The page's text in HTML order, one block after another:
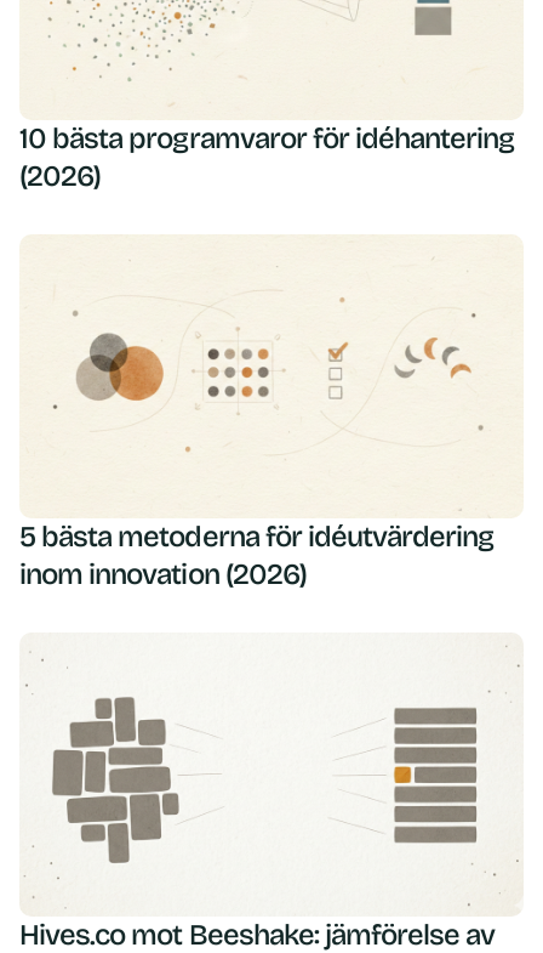
10 bästa programvaror för idéhantering
(2026)
5 bästa metoderna för idéutvärdering
inom innovation (2026)
Hives.co mot Beeshake: jämförelse av